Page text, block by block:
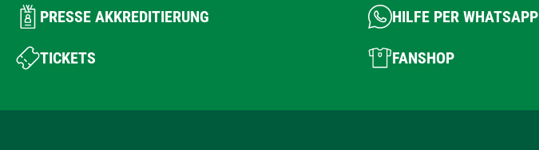
PRESSE AKKREDITIERUNG HILFE PER WHATSAPP
TICKETS FANSHOP